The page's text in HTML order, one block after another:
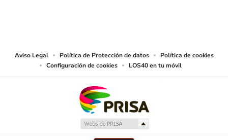
Aviso Legal Política de Protección de datos
Política de cookies
Configuración de cookies
LOS40 en tu móvil